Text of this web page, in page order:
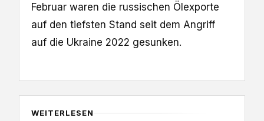
Februar waren die russischen Ölexporte
auf den tiefsten Stand seit dem Angriff
auf die Ukraine 2022 gesunken.
WEITERLESEN